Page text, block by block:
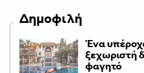
Δημοφιλή
Ένα
ξεχωριστή
φαγητό